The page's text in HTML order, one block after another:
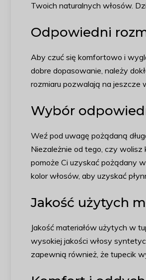
Twoich naturalnych włosów.
Odpowiedni
Aby czuć się komfortowo i
dobre dopasowanie, należy
rozmiaru pozwalają na jeszcze
Wybór
Weź pod uwagę pożądaną
Niezależnie od tego, czy wolisz
pomoże Ci uzyskać pożądany
kolor włosów, aby uzyskać
Jakość użytych
Jakość materiałów użytych w
wysokiej jakości włosy
zapewnią również, że tupecik